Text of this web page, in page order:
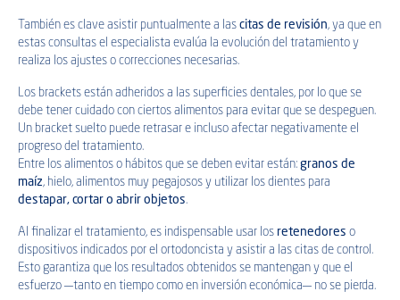
También es clave asistir puntualmente a las citas de revisión, ya que en
estas consultas el especialista evalúa la evolución del tratamiento y
realiza los ajustes o correcciones necesarias.
Los brackets están adheridos a las superficies dentales, por lo que se
debe tener cuidado con ciertos alimentos para evitar que se despeguen.
Un bracket suelto puede retrasar e incluso afectar negativamente el
progreso del tratamiento.
Entre los alimentos o hábitos que se deben evitar están: granos de
maíz, hielo, alimentos muy pegajosos y utilizar los dientes para
destapar, cortar o abrir objetos.
Al finalizar el tratamiento, es indispensable usar los retenedores o
dispositivos indicados por el ortodoncista y asistir a las citas de control.
Esto garantiza que los resultados obtenidos se mantengan y que el
esfuerzo —tanto en tiempo como en inversión económica— no se pierda.